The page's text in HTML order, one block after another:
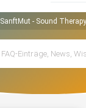
SanftMut - Sound